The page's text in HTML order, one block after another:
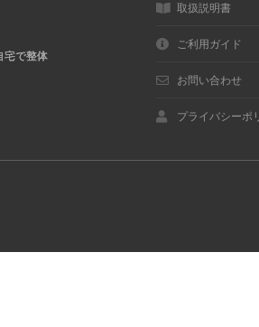
宅で整体
取扱説明書
ご利用ガイド
お問い合わせ
プライバシーポ